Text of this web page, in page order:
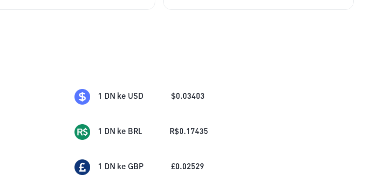
1 DN ke USD $0.03403
1 DN ke BRL R$0.17435
1 DN ke GBP £0.02529